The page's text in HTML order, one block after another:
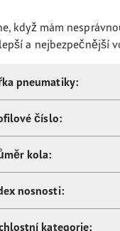
když mám
a nejbezpečnější
pneumatiky:
číslo:
kola:
nosnosti:
kategorie: